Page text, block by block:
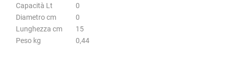
Capacità Lt
0
Diametro cm
0
Lunghezza cm
15
Peso kg
0,44